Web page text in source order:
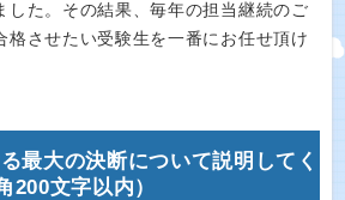
した。その結果、毎年の担当継続のご
格させたい受験生を一番にお任せ頂け
最大の決断について説明してく
200文字以内）